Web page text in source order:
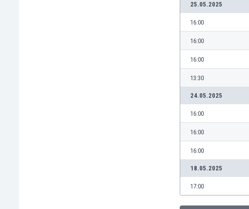
25.05.2025
16:00
16:00
16:00
13:30
24.05.2025
16:00
16:00
16:00
18.05.2025
17:00